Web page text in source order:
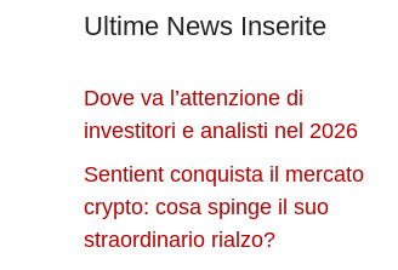
Ultime News Inserite
Dove va l’attenzione di
investitori e analisti nel 2026
Sentient conquista il mercato
crypto: cosa spinge il suo
straordinario rialzo?